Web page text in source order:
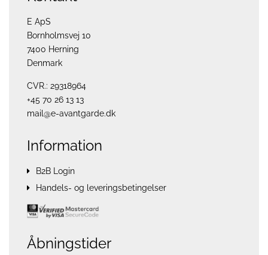
E ApS
Bornholmsvej 10
7400 Herning
Denmark
CVR.: 29318964
+45 70 26 13 13
mail@e-avantgarde.dk
Information
B2B Login
Handels- og leveringsbetingelser
Åbningstider